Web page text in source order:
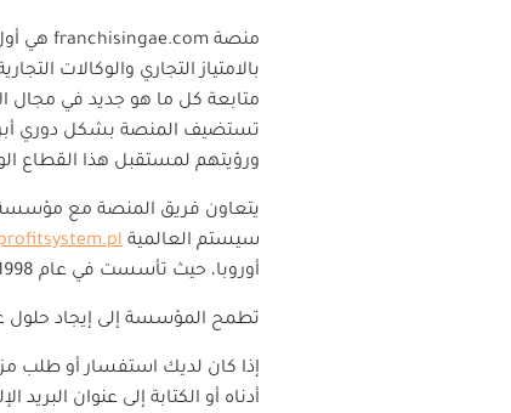
منصة franchisingae.com هي
بالامتياز التجاري والوكالات
متابعة كل ما هو جديد في مجال
تستضيف المنصة بشكل دوري أبرز
ورؤيتهم لمستقبل هذا القطاع
يتعاون فريق المنصة مع مؤسسة
سيستم العالمية
أوروبا، حيث تأسست في عام 1998م في العاصمة البولندية وارسو.
تطمح المؤسسة إلى إيجاد حلول
إذا كان لديك استفسار أو طلب
أدناه أو الكتابة إلى عنوان البريد